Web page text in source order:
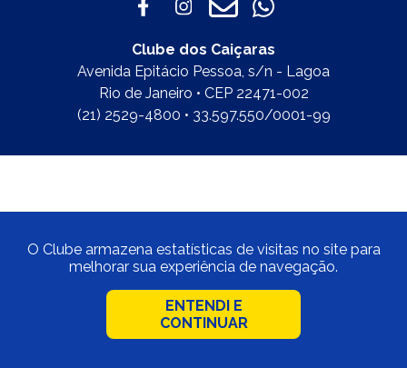
Clube dos Caiçaras
Avenida Epitácio Pessoa, s/n - Lagoa
Rio de Janeiro • CEP 22471-002
(21) 2529-4800 • 33.597.550/0001-99
O Clube armazena estatísticas de visitas no site para
melhorar sua experiência de navegação.
ENTENDI E
CONTINUAR